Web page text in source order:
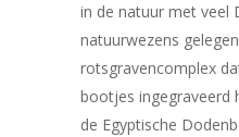
in de natuur met veel
natuurwezens gelegen
rotsgravencomplex
bootjes ingegraveerd
de Egyptische